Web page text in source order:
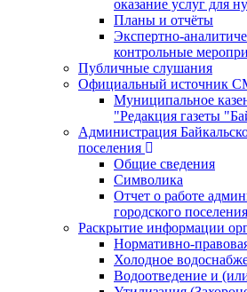
оказание услуг для
Планы и отчёты
Экспертно-
контрольные
Публичные слушания
Официальный источник
Муниципальное
"Редакция газеты
Администрация
поселения
Общие сведения
Символика
Отчет о работе
городского поселения
Раскрытие информации
Нормативно-
Холодное
Водоотведение и